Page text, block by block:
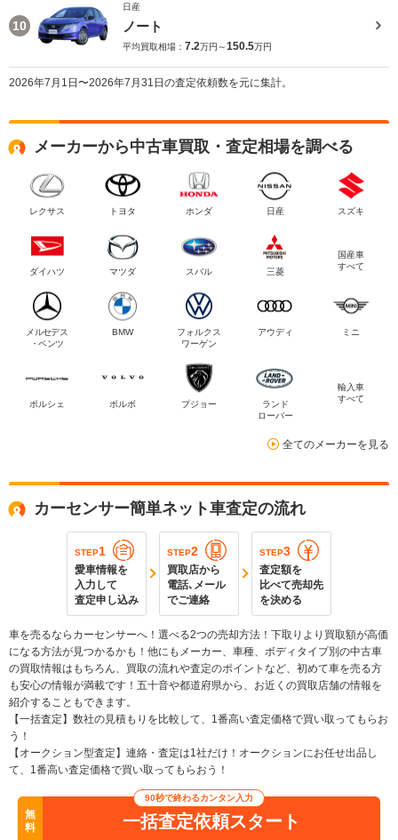
10
日産
ノート
平均買取相場： 7.2万円～150.5万円
2026年7月1日〜2026年7月31日の査定依頼数を元に集計。
メーカーから中古車買取・査定相場を調べる
レクサス トヨタ ホンダ 日産 スズキ
ダイハツ マツダ スバル 三菱
国産車
すべて
メルセデス
・ベンツ
BMW
フォルクス
ワーゲン
アウディ ミニ
ポルシェ ボルボ プジョー
ランド
ローバー
輸入車
すべて
全てのメーカーを見る
カーセンサー簡単ネット車査定の流れ
STEP1
愛車情報を
入力して
査定申し込み
STEP2
買取店から
電話､メール
でご連絡
STEP3
査定額を
比べて売却先
を決める
車を売るならカーセンサーへ！選べる2つの売却方法！下取りより買取額が高価
になる方法が見つかるかも！他にもメーカー、車種、ボディタイプ別の中古車
の買取情報はもちろん、買取の流れや査定のポイントなど、初めて車を売る方
も安心の情報が満載です！五十音や都道府県から、お近くの買取店舗の情報を
紹介することもできます。
【一括査定】数社の見積もりを比較して、1番高い査定価格で買い取ってもらお
う！
【オークション型査定】連絡・査定は1社だけ！オークションにお任せ出品し
て、1番高い査定価格で買い取ってもらおう！
無
料
90秒で終わるカンタン入力
一括査定依頼スタート